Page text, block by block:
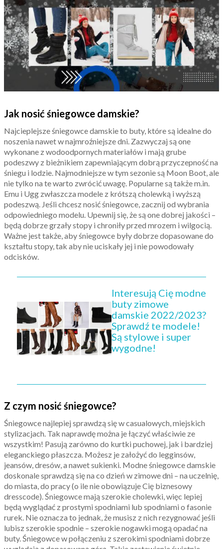
Jak nosić śniegowce damskie?
Najcieplejsze śniegowce damskie to buty, które są idealne do
noszenia nawet w najmroźniejsze dni. Zazwyczaj są one
wykonane z wodoodpornych materiałów i mają grube
podeszwy z bieżnikiem zapewniającym dobrą przyczepność na
śniegu i lodzie. Najmodniejsze w tym sezonie są Moon Boot, ale
nie tylko na te warto zwrócić uwagę. Popularne są także m.in.
Emu i Ugg zwłaszcza modele z krótszą cholewką i wyższą
podeszwą. Jeśli chcesz nosić śniegowce, zacznij od wybrania
odpowiedniego modelu. Upewnij się, że są one dobrej jakości –
będą dobrze grzały stopy i chroniły przed mrozem i wilgocią.
Ważne jest także, aby śniegowce były dobrze dopasowane do
kształtu stopy, tak aby nie uciskały jej i nie powodowały
odcisków.
Interesują Cię modne
buty zimowe
damskie 2022/2023?
Sprawdź te modele!
Są stylowe i super
wygodne!
Z czym nosić śniegowce?
Śniegowce najlepiej sprawdzą się w casualowych, miejskich
stylizacjach. Tak naprawdę można je łączyć właściwie ze
wszystkim! Pasują zarówno do kurtki puchowej, jak i bardziej
eleganckiego płaszcza. Możesz je założyć do legginsów,
jeansów, dresów, a nawet sukienki. Modne śniegowce damskie
doskonale sprawdzą się na co dzień w zimowe dni – na uczelnię,
do miasta, do pracy (o ile nie obowiązuje Cię biznesowy
dresscode). Śniegowce mają szerokie cholewki, więc lepiej
będą wyglądać z prostymi spodniami lub spodniami o fasonie
rurek. Nie oznacza to jednak, że musisz z nich rezygnować jeśli
lubisz szerokie spodnie – szerokie nogawki mogą opadać na
buty. Śniegowce w połączeniu z szerokimi spodniami dobrze